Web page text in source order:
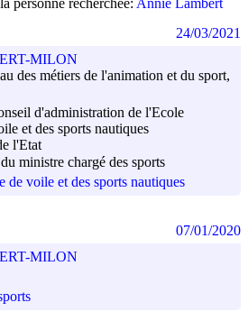
personne recherchée: Annie Lambert
MILON
des métiers de l'animation et du sport,
d'administration de l'Ecole
et des sports nautiques
l'Etat
ministre chargé des sports
de voile et des sports nautiques
24/03/2021
MILON
07/01/2020